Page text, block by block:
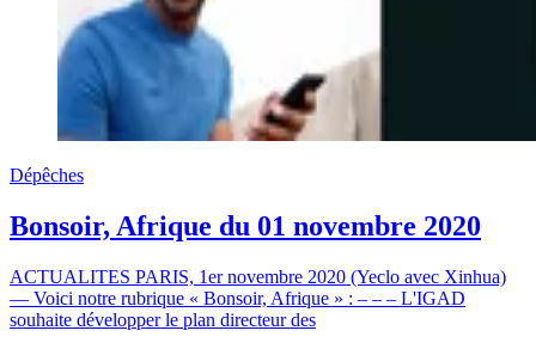
Dépêches
Bonsoir, Afrique du 01 novembre 2020
ACTUALITES PARIS, 1er novembre 2020 (Yeclo avec Xinhua)
— Voici notre rubrique « Bonsoir, Afrique » : – – – L'IGAD
souhaite développer le plan directeur des